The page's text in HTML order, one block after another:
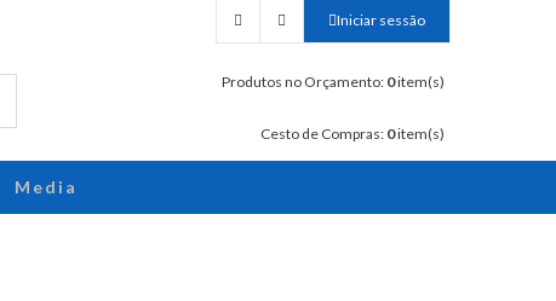
Iniciar sessão
Produtos no Orçamento: 0item(s)
Cesto de Compras: 0item(s)
Media